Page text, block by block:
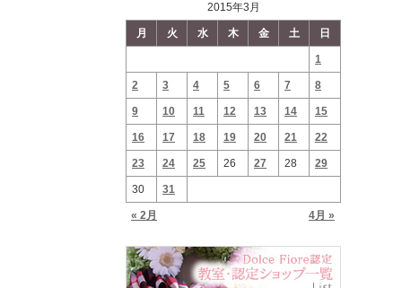
2015年3月
月 火 水 木 金 土 日
« 2月 4月 »
1
2 3 4 5 6 7 8
9 10 11 12 13 14 15
16 17 18 19 20 21 22
23 24 25 26 27 28 29
30 31